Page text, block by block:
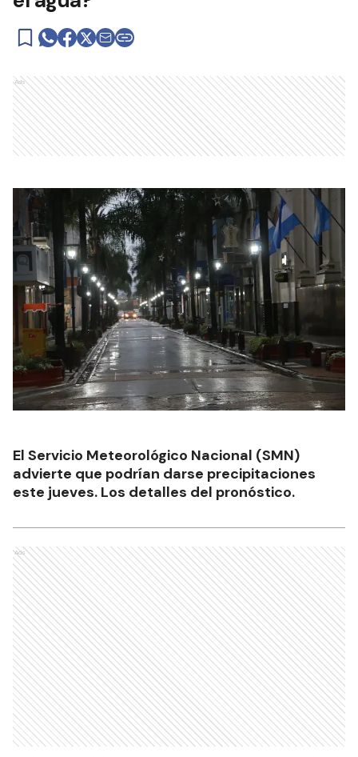
Ads
El Servicio Meteorológico Nacional (SMN)
advierte que podrían darse precipitaciones
este jueves. Los detalles del pronóstico.
Ads